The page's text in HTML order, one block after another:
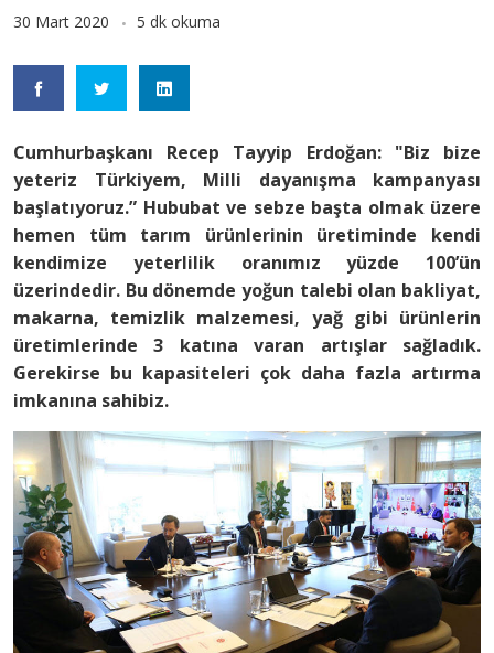
30 Mart 2020 5 dk okuma
Cumhurbaşkanı Recep Tayyip Erdoğan: "Biz bize
yeteriz Türkiyem, Milli dayanışma kampanyası
başlatıyoruz.” Hububat ve sebze başta olmak üzere
hemen tüm tarım ürünlerinin üretiminde kendi
kendimize yeterlilik oranımız yüzde 100’ün
üzerindedir. Bu dönemde yoğun talebi olan bakliyat,
makarna, temizlik malzemesi, yağ gibi ürünlerin
üretimlerinde 3 katına varan artışlar sağladık.
Gerekirse bu kapasiteleri çok daha fazla artırma
imkanına sahibiz.